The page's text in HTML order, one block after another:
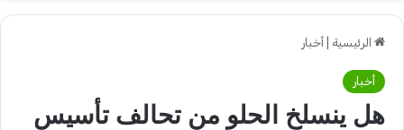
الرئيسية أخبار
أخبار
هل ينسلخ الحلو من تحالف تأسيس